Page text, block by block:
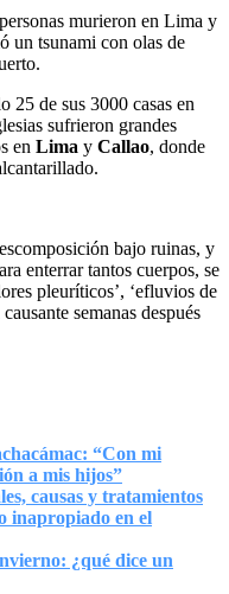
murieron en Lima y
un tsunami con olas de
25 de sus 3000 casas en
sufrieron grandes
en Lima y Callao, donde
bajo ruinas, y
enterrar tantos cuerpos, se
pleuríticos’, ‘efluvios de
semanas después
“Con mi
a mis hijos”
causas y tratamientos
inapropiado en el
¿qué dice un